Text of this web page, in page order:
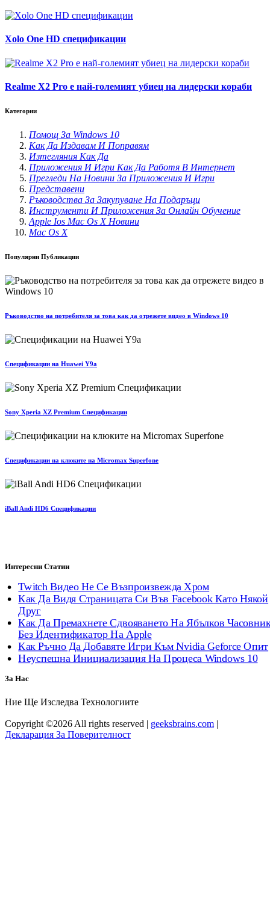
Xolo One HD спецификации
Realme X2 Pro е най-големият убиец на лидерски кораби
Категории
Помощ За Windows 10
Как Да Издавам И Поправям
Изтегляния Как Да
Приложения И Игри Как Да Работя В Интернет
Прегледи На Новини За Приложения И Игри
Представени
Ръководства За Закупуване На Подаръци
Инструменти И Приложения За Онлайн Обучение
Apple Ios Mac Os X Новини
Mac Os X
Популярни Публикации
Ръководство на потребителя за това как да отрежете видео в Windows 10
Спецификации на Huawei Y9a
Sony Xperia XZ Premium Спецификации
Спецификации на клюките на Micromax Superfone
iBall Andi HD6 Спецификации
Интересни Статии
Twitch Видео Не Се Възпроизвежда Хром
Как Да Видя Страницата Си Във Facebook Като Някой
Друг
Как Да Премахнете Сдвояването На Ябълков
Без Идентификатор На Apple
Как Ръчно Да Добавяте Игри Към Nvidia Geforce Опит
Неуспешна Инициализация На Процеса Windows 10
За Нас
Ние Ще Изследва Технологиите
Copyright ©2026 All rights reserved | geeksbrains.com |
Декларация За Поверителност